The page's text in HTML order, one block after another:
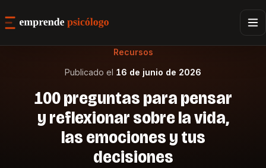
Recursos
Publicado el 16 de junio de 2026
100 preguntas para pensar
y reflexionar sobre la vida,
las emociones y tus
decisiones